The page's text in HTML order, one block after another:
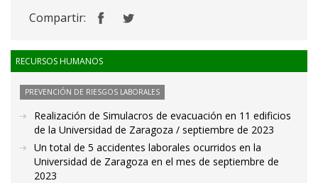
Compartir:
RECURSOS HUMANOS
PREVENCIÓN DE RIESGOS LABORALES
Realización de Simulacros de evacuación en 11 edificios
de la Universidad de Zaragoza / septiembre de 2023
Un total de 5 accidentes laborales ocurridos en la
Universidad de Zaragoza en el mes de septiembre de
2023